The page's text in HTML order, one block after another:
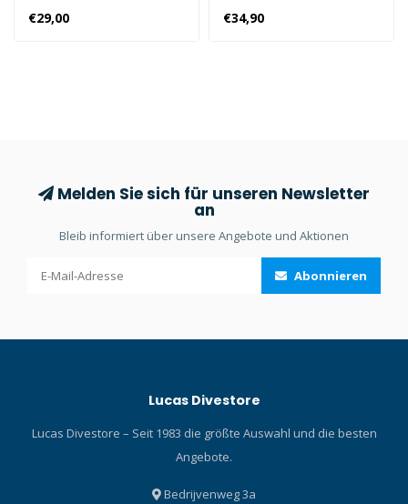
Taucher haben sollte.
Hergestellt aus 440er
€29,00
dem Schwimmen!
Einheitsgröße, für Kinder
€34,90
Melden Sie sich für unseren Newsletter
an
Bleib informiert über unsere Angebote und Aktionen
Abonnieren
Lucas Divestore
Lucas Divestore – Seit 1983 die größte Auswahl und die besten
Angebote.
Bedrijvenweg 3a